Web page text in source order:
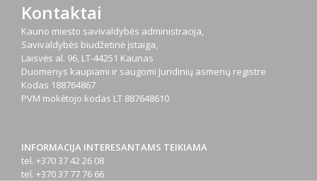
Kontaktai
Kauno miesto savivaldybės administracija,
Savivaldybės biudžetinė įstaiga,
Laisvės al. 96, LT-44251 Kaunas
Duomenys kaupiami ir saugomi Juridinių asmenų registre
Kodas 188764867
PVM mokėtojo kodas LT 887648610
INFORMACIJA INTERESANTAMS TEIKIAMA
tel. +370 37 42 26 08
tel. +370 37 77 76 66